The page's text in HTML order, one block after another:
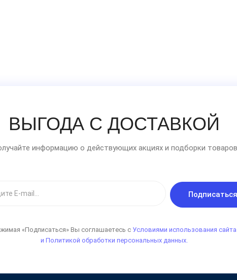
ВЫГОДА С ДОСТАВКОЙ
информацию о действующих акциях и подборки
Подписаться
«Подписаться» Вы соглашаетесь с Условиями использования сайта
и Политикой обработки персональных данных.